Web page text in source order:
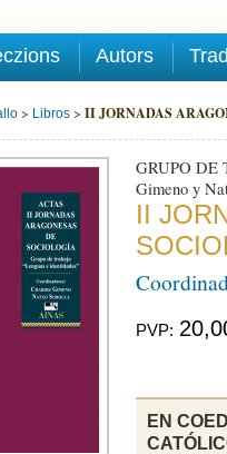
Autors
> Libros > II JORNADAS
GRUPO DE
Gimeno y
II
PVP:
EN